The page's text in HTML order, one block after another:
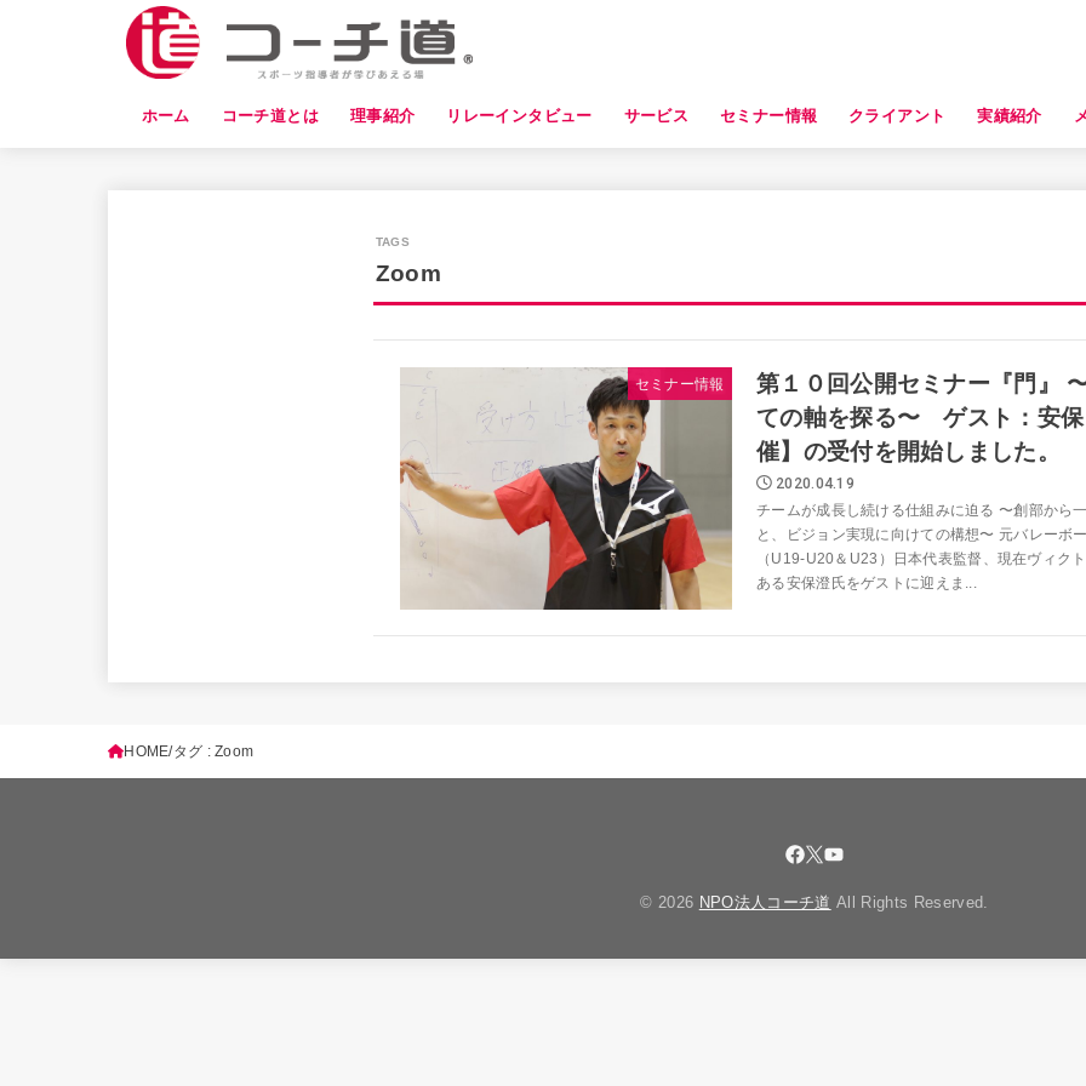
ホーム コーチ道とは 理事紹介 リレーインタビュー サービス セミナー情報 クライアント 実績紹介
Zoom
セミナー情報
第１０回公開セミナー『門』
ての軸を探る〜 ゲスト：安保
催】の受付を開始しました。
2020.04.19
チームが成長し続ける仕組みに迫る 〜創部から
と、ビジョン実現に向けての構想〜 元バレーボ
（U19-U20＆U23）日本代表監督、現在ヴィク
ある安保澄氏をゲストに迎えま...
HOME タグ : Zoom
© 2026 NPO法人コーチ道 All Rights Reserved.